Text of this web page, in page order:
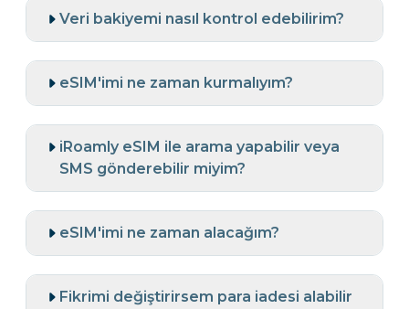
Veri bakiyemi nasıl kontrol edebilirim?
eSIM'imi ne zaman kurmalıyım?
iRoamly eSIM ile arama yapabilir veya
SMS gönderebilir miyim?
eSIM'imi ne zaman alacağım?
Fikrimi değiştirirsem para iadesi alabilir